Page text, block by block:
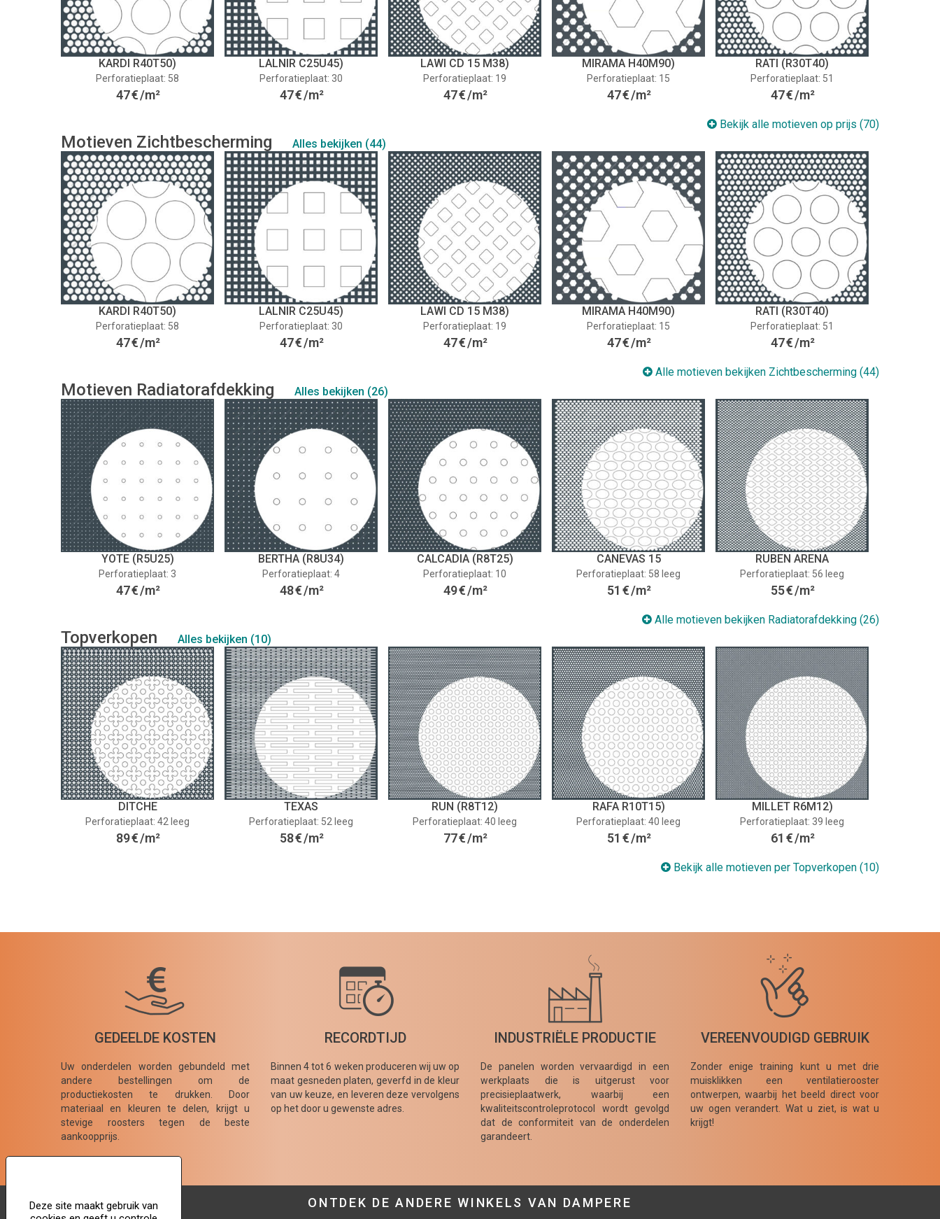
KARDI R40T50)
Perforatieplaat: 58
47€/m²
LALNIR C25U45)
Perforatieplaat: 30
47€/m²
LAWI CD 15 M38)
Perforatieplaat: 19
47€/m²
MIRAMA H40M90)
Perforatieplaat: 15
47€/m²
RATI (R30T40)
Perforatieplaat: 51
47€/m²
Bekijk alle motieven op prijs (70)
Motieven Zichtbescherming Alles bekijken (44)
KARDI R40T50)
Perforatieplaat: 58
47€/m²
LALNIR C25U45)
Perforatieplaat: 30
47€/m²
LAWI CD 15 M38)
Perforatieplaat: 19
47€/m²
MIRAMA H40M90)
Perforatieplaat: 15
47€/m²
RATI (R30T40)
Perforatieplaat: 51
47€/m²
Alle motieven bekijken Zichtbescherming (44)
Motieven Radiatorafdekking Alles bekijken (26)
YOTE (R5U25)
Perforatieplaat: 3
47€/m²
BERTHA (R8U34)
Perforatieplaat: 4
48€/m²
CALCADIA (R8T25)
Perforatieplaat: 10
49€/m²
CANEVAS 15
Perforatieplaat: 58 leeg
51 €/m²
RUBEN ARENA
Perforatieplaat: 56 leeg
55€/m²
Alle motieven bekijken Radiatorafdekking (26)
Topverkopen Alles bekijken (10)
DITCHE
Perforatieplaat: 42 leeg
89€/m²
TEXAS
Perforatieplaat: 52 leeg
58€/m²
RUN (R8T12)
Perforatieplaat: 40 leeg
77€/m²
RAFA R10T15)
Perforatieplaat: 40 leeg
51 €/m²
MILLET R6M12)
Perforatieplaat: 39 leeg
61 €/m²
Bekijk alle motieven per Topverkopen (10)
GEDEELDE KOSTEN
Uw onderdelen worden gebundeld met
andere bestellingen om de
productiekosten te drukken. Door
materiaal en kleuren te delen, krijgt u
stevige roosters tegen de beste
aankoopprijs.
RECORDTIJD
Binnen 4 tot 6 weken produceren wij uw op
maat gesneden platen, geverfd in de kleur
van uw keuze, en leveren deze vervolgens
op het door u gewenste adres.
INDUSTRIËLE PRODUCTIE
De panelen worden vervaardigd in een
werkplaats die is uitgerust voor
precisieplaatwerk, waarbij een
kwaliteitscontroleprotocol wordt gevolgd
dat de conformiteit van de onderdelen
garandeert.
VEREENVOUDIGD GEBRUIK
Zonder enige training kunt u met drie
muisklikken een ventilatierooster
ontwerpen, waarbij het beeld direct voor
uw ogen verandert. Wat u ziet, is wat u
krijgt!
ONTDEK DE ANDERE WINKELS VAN DAMPERE
Deze site maakt gebruik van